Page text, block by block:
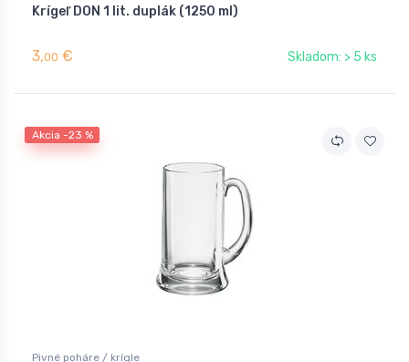
Krígeľ DON 1 lit. duplák (1250 ml)
3,00 € Skladom: > 5 ks
Akcia -23 %
Pivné poháre / krígle